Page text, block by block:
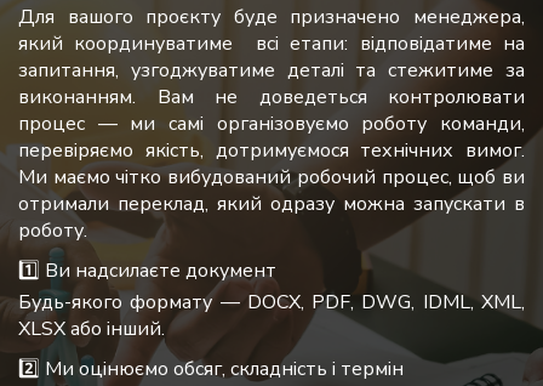
Для вашого проєкту буде призначено менеджера,
який координуватиме всі етапи: відповідатиме на
запитання, узгоджуватиме деталі та стежитиме за
виконанням. Вам не доведеться контролювати
процес — ми самі організовуємо роботу команди,
перевіряємо якість, дотримуємося технічних вимог.
Ми маємо чітко вибудований робочий процес, щоб ви
отримали переклад, який одразу можна запускати в
роботу.
1️⃣ Ви надсилаєте документ
Будь-якого формату — DOCX, PDF, DWG, IDML, XML,
XLSX або інший.
2️⃣ Ми оцінюємо обсяг, складність і термін